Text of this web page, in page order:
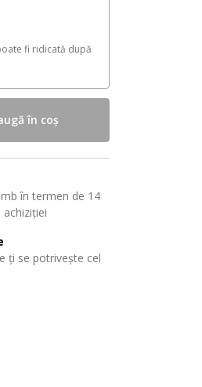
fi ridicată după
în coș
în termen de 14
achiziției
ți se potrivește cel